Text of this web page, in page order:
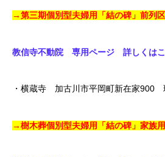
→第三期個別型夫婦用「結の碑」前列
教信寺不動院 専用ページ 詳しくはこ
・横蔵寺 加古川市平岡町新在家900
→樹木葬個別型夫婦用「結の碑」家族